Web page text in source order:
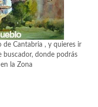
de Cantabria , y quieres ir
buscador, donde podrás
la Zona